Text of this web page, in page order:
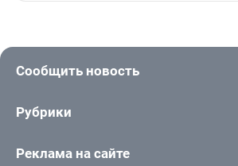
Сообщить новость
Рубрики
Реклама на сайте